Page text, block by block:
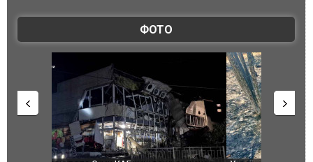
ФОТО